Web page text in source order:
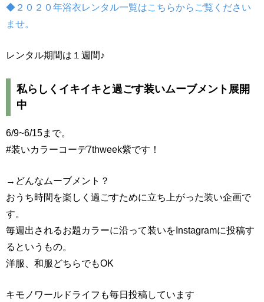
◆２０２０年浴衣レンタル一覧はこちらからご覧ください
ませ。
レンタル期間は１週間♪
私らしくイキイキと過ごす装いムーブメント展開
中
6/9~6/15まで。
#装いカラーコーデ7thweek紫です！
→どんなムーブメント？
おうち時間を楽しく過ごすために立ち上がった装い企画で
す。
毎週出されるお題カラーに沿って装いをInstagramに投稿す
るというもの。
洋服、和服どちらでもOK
キモノワールドライフも毎日投稿しています